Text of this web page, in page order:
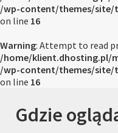
/wp-content/themes/site/
on line 16
Warning: Attempt to read
/home/klient.dhosting.pl/
/wp-content/themes/site/
on line 16
Gdzie